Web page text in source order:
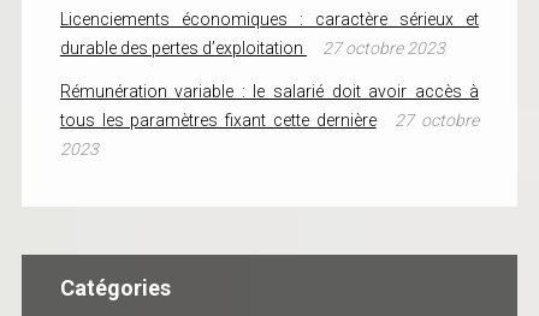
Licenciements économiques : caractère sérieux et
durable des pertes d’exploitation
27 octobre 2023
Rémunération variable : le salarié doit avoir accès à
tous les paramètres fixant cette dernière
27 octobre
2023
Catégories